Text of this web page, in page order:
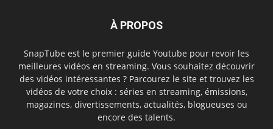
À PROPOS
SnapTube est le premier guide Youtube pour revoir les
meilleures vidéos en streaming. Vous souhaitez découvrir
des vidéos intéressantes ? Parcourez le site et trouvez les
vidéos de votre choix : séries en streaming, émissions,
magazines, divertissements, actualités, blogueuses ou
encore des talents.